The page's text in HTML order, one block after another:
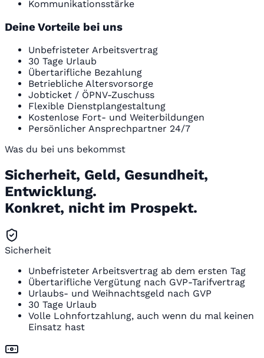
Kommunikationsstärke
Deine Vorteile bei uns
Unbefristeter Arbeitsvertrag
30 Tage Urlaub
Übertarifliche Bezahlung
Betriebliche Altersvorsorge
Jobticket / ÖPNV-Zuschuss
Flexible Dienstplangestaltung
Kostenlose Fort- und Weiterbildungen
Persönlicher Ansprechpartner 24/7
Was du bei uns bekommst
Sicherheit, Geld, Gesundheit,
Entwicklung.
Konkret, nicht im Prospekt.
Sicherheit
Unbefristeter Arbeitsvertrag ab dem ersten Tag
Übertarifliche Vergütung nach GVP-Tarifvertrag
Urlaubs- und Weihnachtsgeld nach GVP
30 Tage Urlaub
Volle Lohnfortzahlung, auch wenn du mal keinen
Einsatz hast